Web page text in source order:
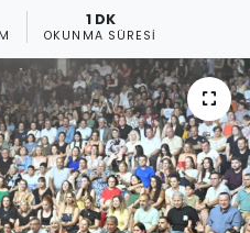
1 DK
OKUNMA SÜRESI